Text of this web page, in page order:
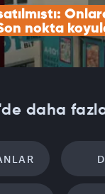
nokta
'de daha